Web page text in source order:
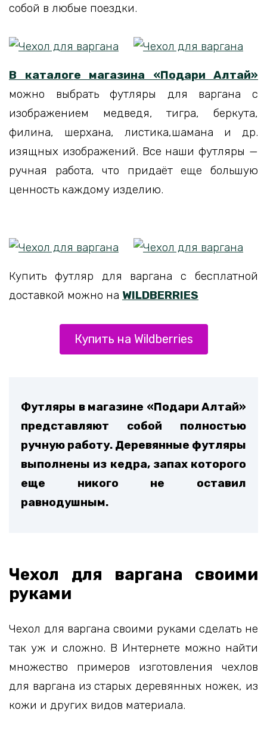
собой в любые поездки.
В каталоге магазина «Подари Алтай»
можно выбрать футляры для варгана с
изображением медведя, тигра, беркута,
филина, шерхана, листика,шамана и др.
изящных изображений. Все наши футляры —
ручная работа, что придаёт еще большую
ценность каждому изделию.
Купить футляр для варгана с бесплатной
доставкой можно на WILDBERRIES
Купить на Wildberries
Футляры в магазине «Подари Алтай»
представляют собой полностью
ручную работу. Деревянные футляры
выполнены из кедра, запах которого
еще никого не оставил
равнодушным.
Чехол для варгана своими
руками
Чехол для варгана своими руками сделать не
так уж и сложно. В Интернете можно найти
множество примеров изготовления чехлов
для варгана из старых деревянных ножек, из
кожи и других видов материала.